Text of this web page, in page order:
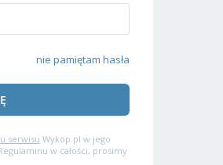
nie pamiętam hasła
serwisu Wykop.pl w jego
w całości, prosimy